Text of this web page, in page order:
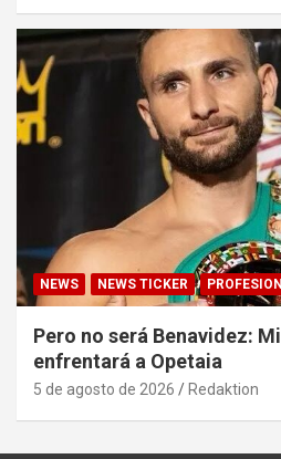
NEWS NEWS TICKER
Pero no será Benavidez:
enfrentará a Opetaia
5 de agosto de 2026 Redaktion